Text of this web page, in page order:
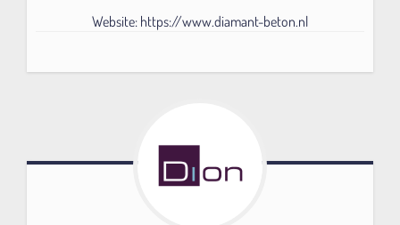
Website: https://www.diamant-beton.nl